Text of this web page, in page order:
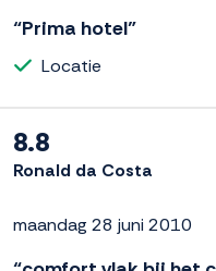
“Prima hotel”
Locatie
8.8
Ronald da Costa
maandag 28 juni 2010